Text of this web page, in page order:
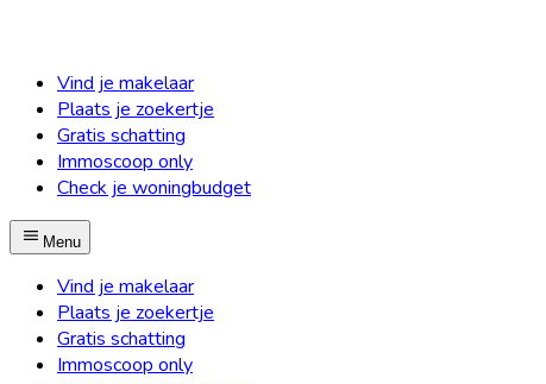
Vind je makelaar
Plaats je zoekertje
Gratis schatting
Immoscoop only
Check je woningbudget
Menu
Vind je makelaar
Plaats je zoekertje
Gratis schatting
Immoscoop only